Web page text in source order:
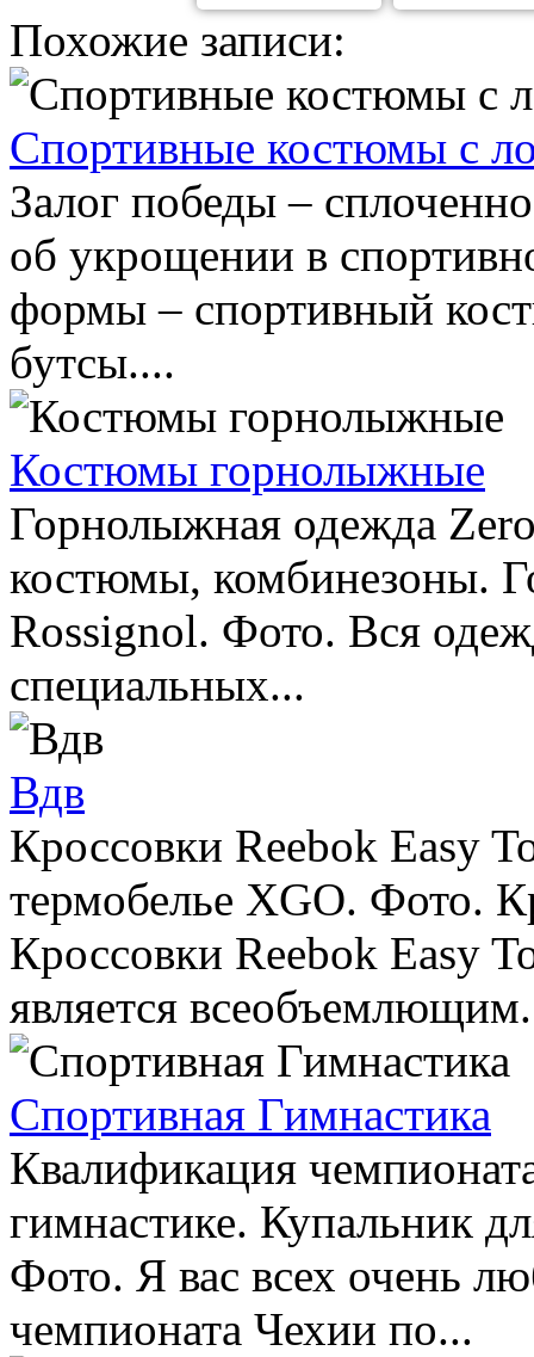
Похожие записи:
Спортивные костюмы с
Залог победы –
об укрощении в
формы – спортивный
бутсы....
Костюмы горнолыжные
Горнолыжная одежда
костюмы, комбинезоны.
Rossignol. Фото. Вся
специальных...
Вдв
Кроссовки Reebok Easy
термобелье XGO. Фото.
Кроссовки Reebok Easy
является
Спортивная Гимнастика
Квалификация
гимнастике. Купальник
Фото. Я вас всех очень
чемпионата Чехии по...